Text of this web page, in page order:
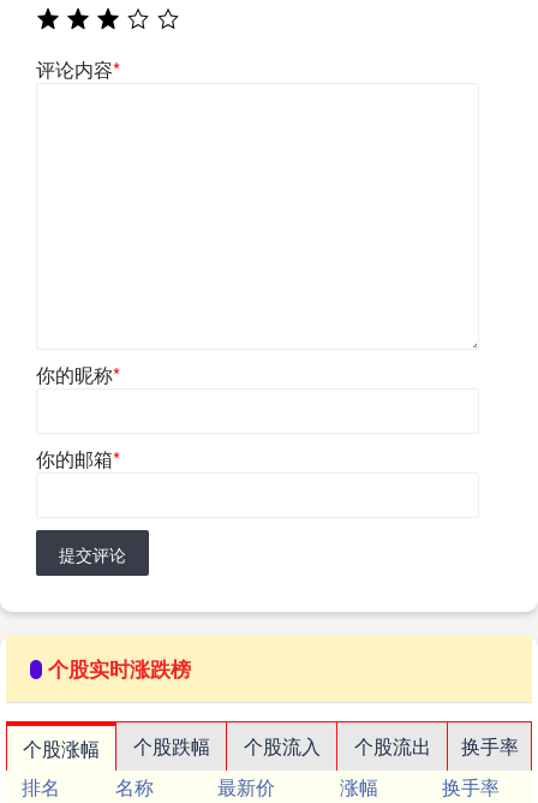
评论内容*
你的昵称*
你的邮箱*
提交评论
个股实时涨跌榜
个股涨幅 个股跌幅 个股流入 个股流出
换手率
排名
名称 最新价 涨幅
换手率